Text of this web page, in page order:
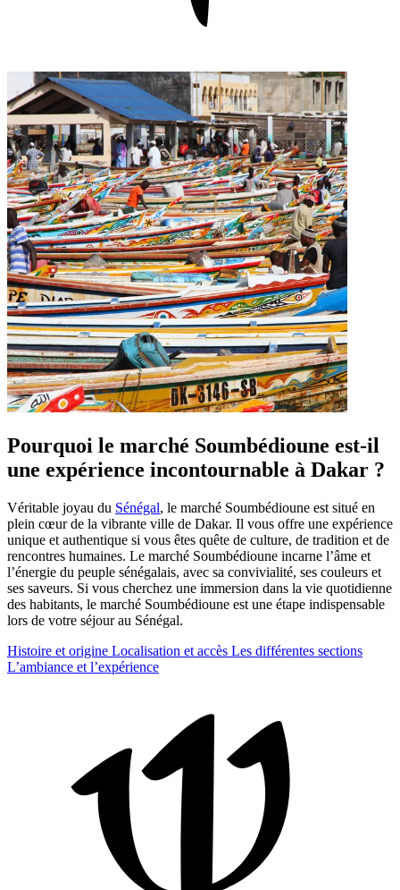
Pourquoi le marché Soumbédioune est-il
une expérience incontournable à Dakar ?
Véritable joyau du Sénégal, le marché Soumbédioune est situé en
plein cœur de la vibrante ville de Dakar. Il vous offre une expérience
unique et authentique si vous êtes quête de culture, de tradition et de
rencontres humaines. Le marché Soumbédioune incarne l’âme et
l’énergie du peuple sénégalais, avec sa convivialité, ses couleurs et
ses saveurs. Si vous cherchez une immersion dans la vie quotidienne
des habitants, le marché Soumbédioune est une étape indispensable
lors de votre séjour au Sénégal.
Histoire et origine Localisation et accès Les différentes sections
L’ambiance et l’expérience